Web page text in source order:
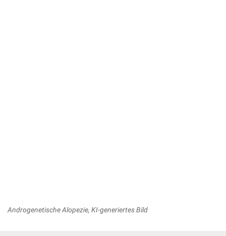
Androgenetische Alopezie, KI-generiertes Bild